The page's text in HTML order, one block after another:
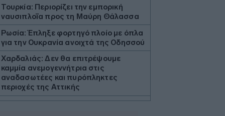
Τουρκία: Περιορίζει την εμπορική
ναυσιπλοΐα προς τη Μαύρη Θάλασσα
Ρωσία: Έπληξε φορτηγό πλοίο με όπλα
για την Ουκρανία ανοιχτά της Οδησσού
Χαρδαλιάς: Δεν θα επιτρέψουμε
καμμία ανεμογεννήτρια στις
αναδασωτέες και πυρόπληκτες
περιοχές της Αττικής
Ιταλία: Όλες οι πόλεις στο υψηλότερο